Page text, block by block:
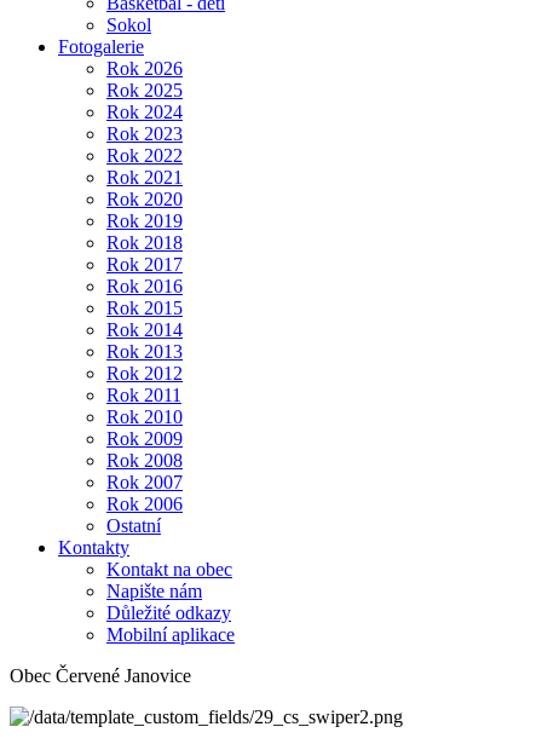
Sokol
Fotogalerie
Rok 2026
Rok 2025
Rok 2024
Rok 2023
Rok 2022
Rok 2021
Rok 2020
Rok 2019
Rok 2018
Rok 2017
Rok 2016
Rok 2015
Rok 2014
Rok 2013
Rok 2012
Rok 2011
Rok 2010
Rok 2009
Rok 2008
Rok 2007
Rok 2006
Ostatní
Kontakty
Kontakt na obec
Napište nám
Důležité odkazy
Mobilní aplikace
Obec Červené Janovice